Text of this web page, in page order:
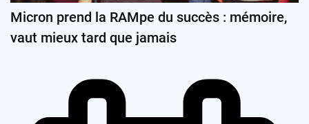
Micron prend la RAMpe du succès : mémoire,
vaut mieux tard que jamais